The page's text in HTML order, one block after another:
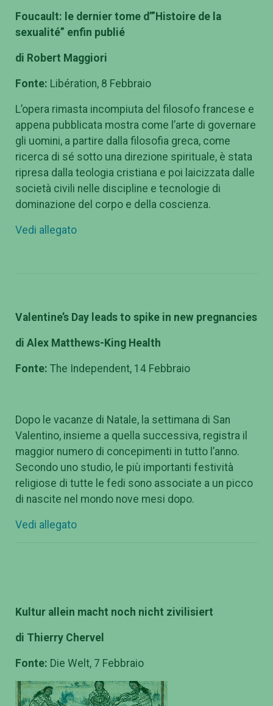
Foucault: le dernier tome d’”Histoire de la
sexualité” enfin publié
di Robert Maggiori
Fonte: Libération, 8 Febbraio
L’opera rimasta incompiuta del filosofo francese e
appena pubblicata mostra come l’arte di governare
gli uomini, a partire dalla filosofia greca, come
ricerca di sé sotto una direzione spirituale, è stata
ripresa dalla teologia cristiana e poi laicizzata dalle
società civili nelle discipline e tecnologie di
dominazione del corpo e della coscienza.
Vedi allegato
Valentine’s Day leads to spike in new pregnancies
di Alex Matthews-King Health
Fonte: The Independent, 14 Febbraio
Dopo le vacanze di Natale, la settimana di San
Valentino, insieme a quella successiva, registra il
maggior numero di concepimenti in tutto l’anno.
Secondo uno studio, le più importanti festività
religiose di tutte le fedi sono associate a un picco
di nascite nel mondo nove mesi dopo.
Vedi allegato
Kultur allein macht noch nicht zivilisiert
di Thierry Chervel
Fonte: Die Welt, 7 Febbraio